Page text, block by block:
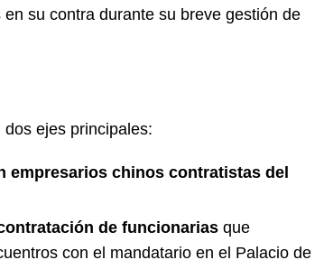
su contra durante su breve gestión de
ejes principales:
empresarios chinos contratistas del
de funcionarias que
con el mandatario en el Palacio de